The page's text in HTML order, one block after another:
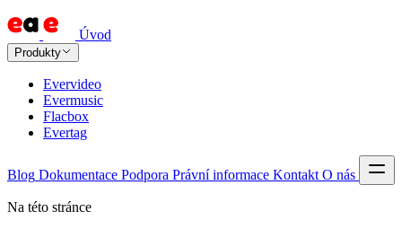
Úvod
Produkty
Evervideo
Evermusic
Flacbox
Evertag
Blog Dokumentace Podpora Právní informace Kontakt O nás
Na této stránce